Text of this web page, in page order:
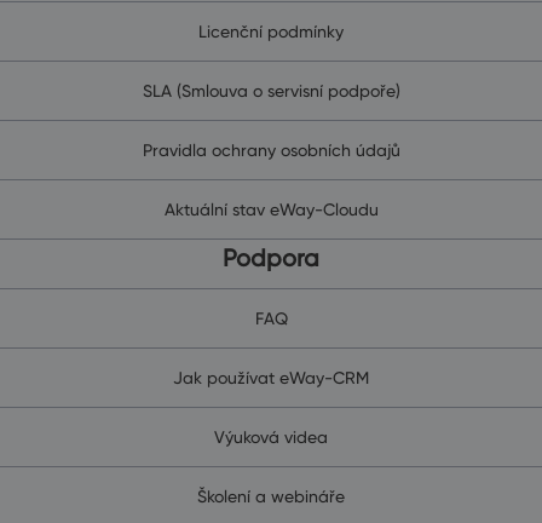
Licenční podmínky
SLA (Smlouva o servisní podpoře)
Pravidla ochrany osobních údajů
Aktuální stav eWay-Cloudu
Podpora
FAQ
Jak používat eWay-CRM
Výuková videa
Školení a webináře